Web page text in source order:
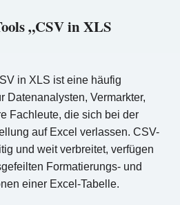
„CSV in XLS
in XLS ist eine häufig
Datenanalysten, Vermarkter,
Fachleute, die sich bei der
auf Excel verlassen. CSV-
und weit verbreitet, verfügen
Formatierungs- und
einer Excel-Tabelle.